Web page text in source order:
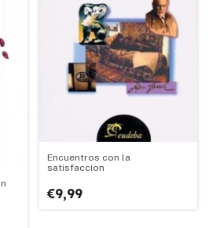
Encuentros con la
satisfaccion
€9,99